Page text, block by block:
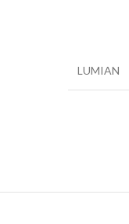
LUMIAN